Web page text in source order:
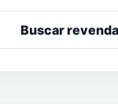
Buscar